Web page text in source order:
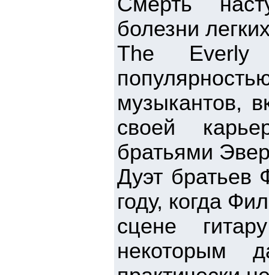
болезни
The Everly
музыкантов,
своей
братьями
Дуэт братьев
году, когда
сцене
некоторым